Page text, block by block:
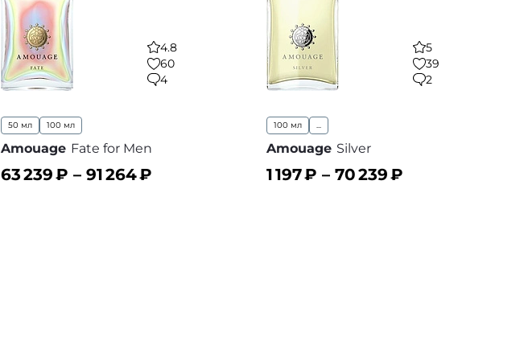
4.8
60
4
50 мл 100 мл
Amouage Fate for Men
63 239₽ – 91 264₽
5
39
2
100 мл ...
Amouage Silver
1 197₽ – 70 239₽